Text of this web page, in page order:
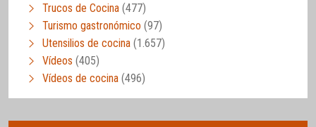
Trucos de Cocina (477)
Turismo gastronómico (97)
Utensilios de cocina (1.657)
Vídeos (405)
Vídeos de cocina (496)